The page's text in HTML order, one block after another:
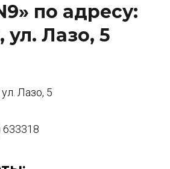
по адресу:
ул. Лазо, 5
Лазо, 5
633318